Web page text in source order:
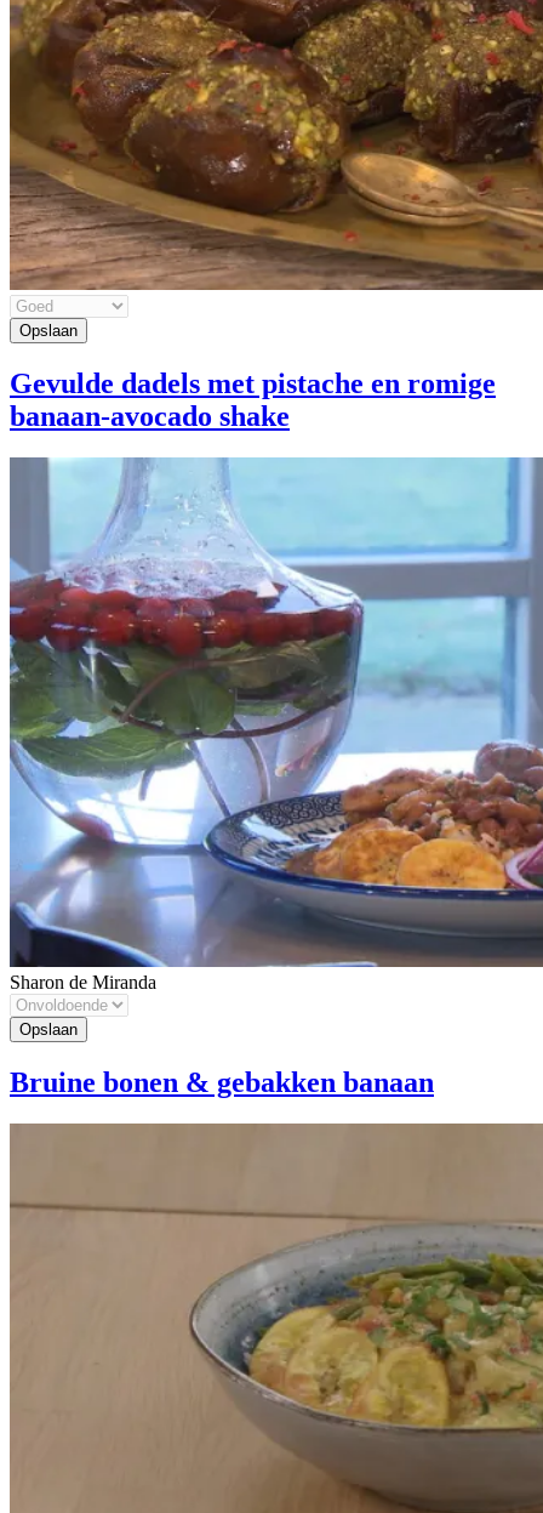
Gevulde dadels met pistache en romige
banaan-avocado shake
Sharon de Miranda
Bruine bonen & gebakken banaan